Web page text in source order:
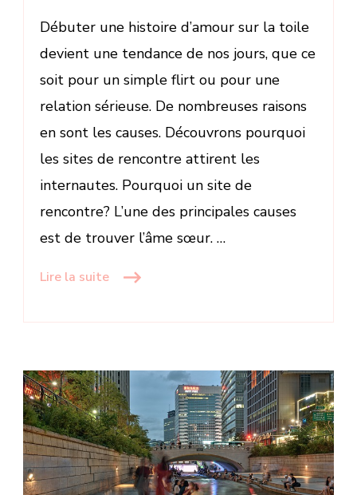
Débuter une histoire d’amour sur la toile
devient une tendance de nos jours, que ce
soit pour un simple flirt ou pour une
relation sérieuse. De nombreuses raisons
en sont les causes. Découvrons pourquoi
les sites de rencontre attirent les
internautes. Pourquoi un site de
rencontre? L’une des principales causes
est de trouver l’âme sœur. …
Lire la suite